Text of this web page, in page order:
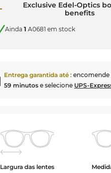
Exclusive Edel-Optics
benefits
Ainda1 A0681 em stock
Entrega garantida até:
59 minutos e selecione UPS-
Largura das lentes